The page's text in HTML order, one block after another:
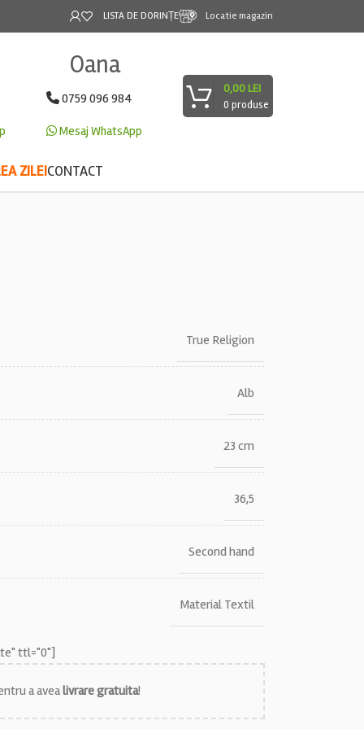
LISTA DE DORINȚE Locatie magazin
Oana
0759 096 984
Mesaj WhatsApp
0 produse
0,00LEI
ZILEICONTACT
True Religion
Alb
23 cm
36,5
Second hand
Material Textil
ttl="0"]
a avealivrare gratuita!